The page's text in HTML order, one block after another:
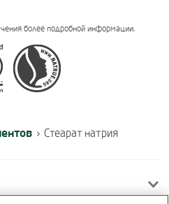
более подробной информации.
› Стеарат натрия